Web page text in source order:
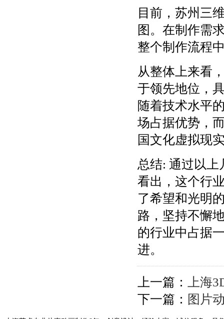
目前，苏州三
图。在制作需
整个制作流程
从整体上来看
于领先地位，
随着技术水平
场占据优势，
国文化虚拟现
总结: 通过以上
看出，这个行
了希望和光明
路，坚持不懈
的行业中占据
进。
上一篇：
上海
下一篇： 图片